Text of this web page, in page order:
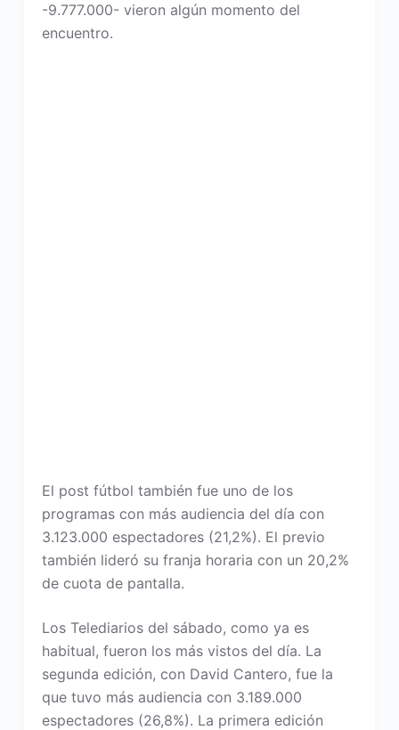
-9.777.000- vieron algún momento del
encuentro.
El post fútbol también fue uno de los
programas con más audiencia del día con
3.123.000 espectadores (21,2%). El previo
también lideró su franja horaria con un 20,2%
de cuota de pantalla.
Los Telediarios del sábado, como ya es
habitual, fueron los más vistos del día. La
segunda edición, con David Cantero, fue la
que tuvo más audiencia con 3.189.000
espectadores (26,8%). La primera edición